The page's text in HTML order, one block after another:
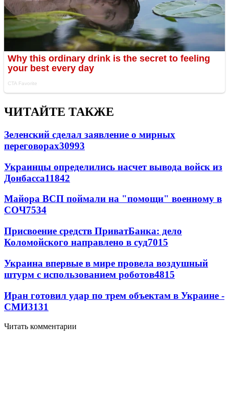
ЧИТАЙТЕ ТАКЖЕ
Зеленский сделал заявление о мирных
переговорах30993
Украинцы определились насчет вывода войск из
Донбасса11842
Майора ВСП поймали на "помощи" военному в
СОЧ7534
Присвоение средств ПриватБанка: дело
Коломойского направлено в суд7015
Украина впервые в мире провела воздушный
штурм с использованием роботов4815
Иран готовил удар по трем объектам в Украине -
СМИ3131
Читать комментарии